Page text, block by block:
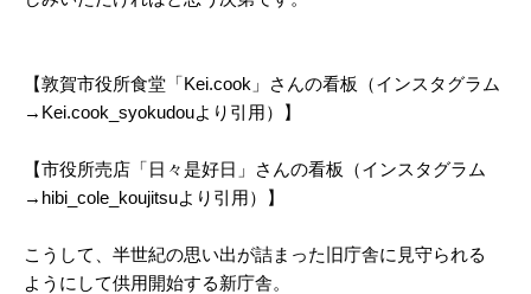
【敦賀市役所食堂「Kei.cook」さんの看板（インスタグラム
→Kei.cook_syokudouより引用）】
【市役所売店「日々是好日」さんの看板（インスタグラム
→hibi_cole_koujitsuより引用）】
こうして、半世紀の思い出が詰まった旧庁舎に見守られる
ようにして供用開始する新庁舎。